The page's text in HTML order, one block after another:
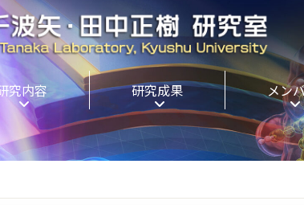
究内容 研究成果 メン